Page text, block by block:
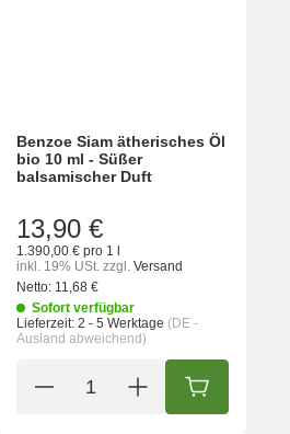
Benzoe Siam ätherisches Öl
bio 10 ml - Süßer
balsamischer Duft
13,90 €
1.390,00 € pro 1 l
inkl. 19% USt. zzgl. Versand
Netto: 11,68 €
Sofort verfügbar
Lieferzeit: 2 - 5 Werktage (DE -
Ausland abweichend)
IN DEN